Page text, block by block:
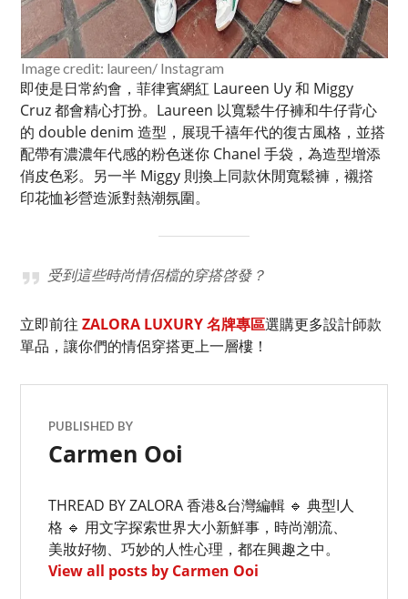
Image credit: laureen/ Instagram
即使是日常約會，菲律賓網紅 Laureen Uy 和 Miggy
Cruz 都會精心打扮。Laureen 以寬鬆牛仔褲和牛仔背心
的 double denim 造型，展現千禧年代的復古風格，並搭
配帶有濃濃年代感的粉色迷你 Chanel 手袋，為造型增添
俏皮色彩。另一半 Miggy 則換上同款休閒寬鬆褲，襯撘
印花恤衫營造派對熱潮氛圍。
受到這些時尚情侶檔的穿搭啓發？
立即前往ZALORA LUXURY 名牌專區選購更多設計師款
單品，讓你們的情侶穿搭更上一層樓！
PUBLISHED BY
Carmen Ooi
THREAD BY ZALORA 香港&台灣編輯 🔹 典型I人
格 🔹 用文字探索世界大小新鮮事，時尚潮流、
美妝好物、巧妙的人性心理，都在興趣之中。
View all posts by Carmen Ooi